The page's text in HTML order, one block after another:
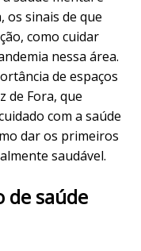
os sinais de que
como cuidar
nessa área.
de espaços
de Fora, que
com a saúde
dar os primeiros
saudável.
de saúde